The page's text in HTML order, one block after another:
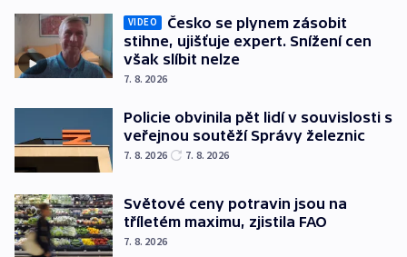
VIDEO
Česko se plynem zásobit
stihne, ujišťuje expert. Snížení cen
však slíbit nelze
7. 8. 2026
Policie obvinila pět lidí v souvislosti s
veřejnou soutěží Správy železnic
7. 8. 2026 7. 8. 2026
Světové ceny potravin jsou na
tříletém maximu, zjistila FAO
7. 8. 2026